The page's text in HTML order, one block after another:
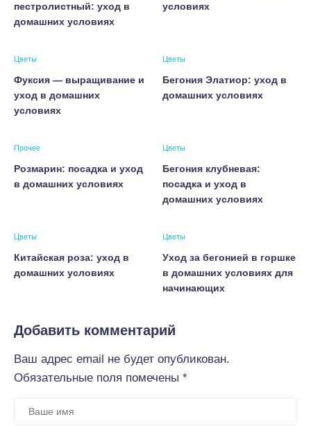
пестролистный: уход в
домашних условиях
условиях
Цветы
Фуксия — выращивание и
уход в домашних
условиях
Цветы
Бегония Элатиор: уход в
домашних условиях
Прочее
Розмарин: посадка и уход
в домашних условиях
Цветы
Бегония клубневая:
посадка и уход в
домашних условиях
Цветы
Китайская роза: уход в
домашних условиях
Цветы
Уход за бегонией в горшке
в домашних условиях для
начинающих
Добавить комментарий
Ваш адрес email не будет опубликован.
Обязательные поля помечены *